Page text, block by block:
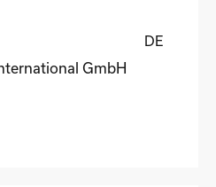
DE
GmbH